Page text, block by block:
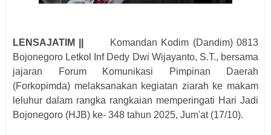
LENSAJATIM ||
Komandan Kodim (Dandim) 0813
Bojonegoro Letkol Inf Dedy Dwi Wijayanto, S.T., bersama
jajaran Forum Komunikasi Pimpinan Daerah
(Forkopimda) melaksanakan kegiatan ziarah ke makam
leluhur dalam rangka rangkaian memperingati Hari Jadi
Bojonegoro (HJB) ke- 348 tahun 2025, Jum'at (17/10).